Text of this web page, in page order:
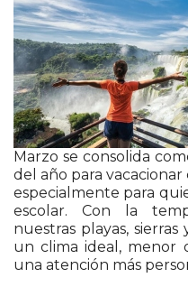
Marzo se consolida
del año para
especialmente para
escolar. Con la
nuestras playas,
un clima ideal, menor
una atención más